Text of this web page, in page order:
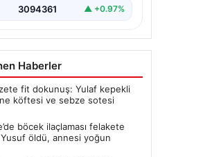
3094361 ▲ +0.97%
Haberler
fit dokunuş: Yulaf kepekli
köftesi ve sebze sotesi
böcek ilaçlaması felakete
öldü, annesi yoğun